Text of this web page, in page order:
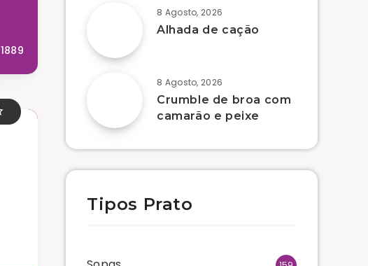
1889
8 Agosto, 2026
Alhada de cação
8 Agosto, 2026
Crumble de broa com
camarão e peixe
Tipos Prato